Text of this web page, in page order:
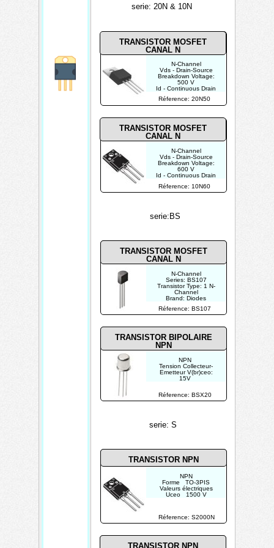
Réference: S2000N
TRANSISTOR NPN
NPN
Forme TO-3PIS
Valeurs électriques
Uceo 1500 V
Réference: BSX20
TRANSISTOR BIPOLAIRE
NPN
TRANSISTOR NPN
NPN
Tension Collecteur-
Emetteur V(br)ceo:
15V
Dissipation de
puissance Pd: 360mW
N-Channel
Series: BS107
Transistor Type: 1 N-
Channel
Brand: Diodes
N-Channel
Vds - Drain-Source
Breakdown Voltage:
500 V
Id - Continuous Drain
20 A
Rds On - Drain-Source
mOhms
Réference: 20N50
Réference: BS107
TRANSISTOR MOSFET
CANAL N
TRANSISTOR MOSFET
CANAL N
serie: 20N & 10N
serie:BS
serie: S
TRANSISTOR MOSFET
CANAL N
Réference: 10N60
N-Channel
Vds - Drain-Source
Breakdown Voltage:
600 V
Id - Continuous Drain
7.5 A
Rds On - Drain-Source